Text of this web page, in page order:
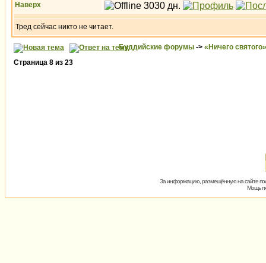
Наверх
Тред сейчас никто не читает.
Буддийские форумы -> «Ничего святого»
Страница 8 из 23
За информацию, размещённую на сайте
Мощь